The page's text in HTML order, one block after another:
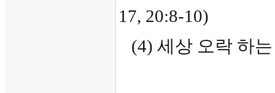
17, 20:8-10)
(4) 세상 오락 하